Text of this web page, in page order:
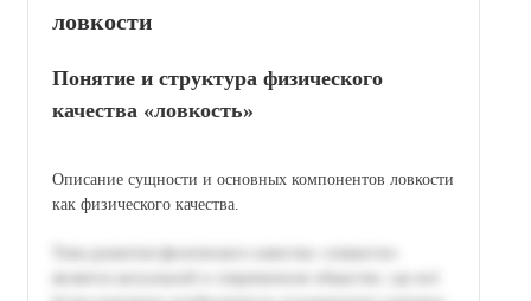
ловкости
Понятие и структура физического
качества «ловкость»
Описание сущности и основных компонентов ловкости
как физического качества.